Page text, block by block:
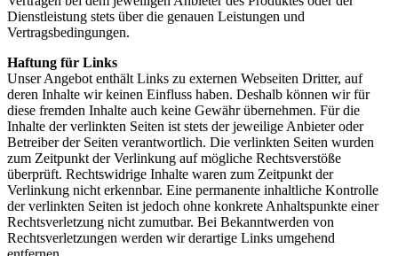
Dienstleistung stets über die genauen Leistungen und
Vertragsbedingungen.
Haftung für Links
Unser Angebot enthält Links zu externen Webseiten Dritter, auf
deren Inhalte wir keinen Einfluss haben. Deshalb können wir für
diese fremden Inhalte auch keine Gewähr übernehmen. Für die
Inhalte der verlinkten Seiten ist stets der jeweilige Anbieter oder
Betreiber der Seiten verantwortlich. Die verlinkten Seiten wurden
zum Zeitpunkt der Verlinkung auf mögliche Rechtsverstöße
überprüft. Rechtswidrige Inhalte waren zum Zeitpunkt der
Verlinkung nicht erkennbar. Eine permanente inhaltliche Kontrolle
der verlinkten Seiten ist jedoch ohne konkrete Anhaltspunkte einer
Rechtsverletzung nicht zumutbar. Bei Bekanntwerden von
Rechtsverletzungen werden wir derartige Links umgehend